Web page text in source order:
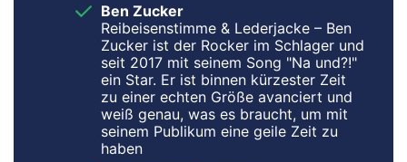
Ben Zucker
Reibeisenstimme & Lederjacke – Ben
Zucker ist der Rocker im Schlager und
seit 2017 mit seinem Song "Na und?!"
ein Star. Er ist binnen kürzester Zeit
zu einer echten Größe avanciert und
weiß genau, was es braucht, um mit
seinem Publikum eine geile Zeit zu
haben